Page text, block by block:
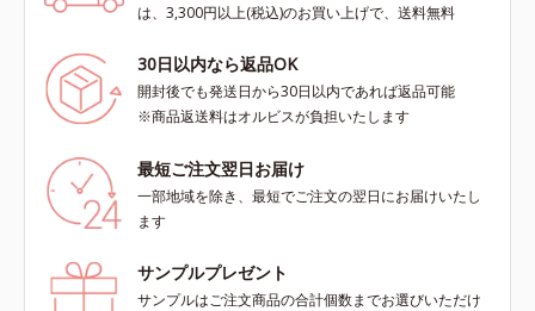
は、3,300円以上(税込)のお買い上げで、送料無料
30日以内なら返品OK
開封後でも発送日から30日以内であれば返品可能
※商品返送料はオルビスが負担いたします
最短ご注文翌日お届け
一部地域を除き、最短でご注文の翌日にお届けいたし
ます
サンプルプレゼント
サンプルはご注文商品の合計個数までお選びいただけ